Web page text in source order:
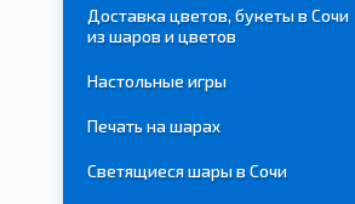
Доставка цветов, букеты в Сочи
из шаров и цветов
Настольные игры
Печать на шарах
Светящиеся шары в Сочи